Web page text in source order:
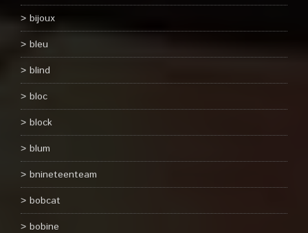
bijoux
bleu
blind
bloc
block
blum
bnineteenteam
bobcat
bobine